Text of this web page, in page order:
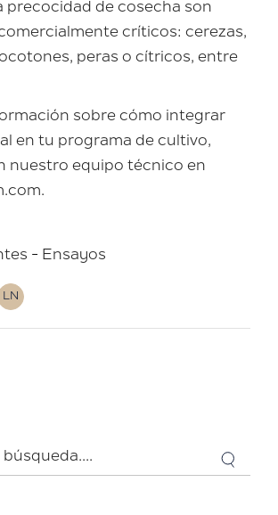
precocidad de cosecha son
críticos: cerezas,
peras o cítricos, entre
sobre cómo integrar
en tu programa de cultivo,
nuestro equipo técnico en
Ensayos
LN